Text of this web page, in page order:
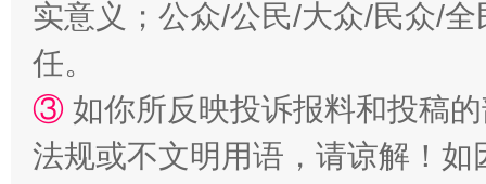
实意义；公众/公民/大众/民众/
任。
③ 如你所反映投诉报料和投稿
法规或不文明用语，请谅解！